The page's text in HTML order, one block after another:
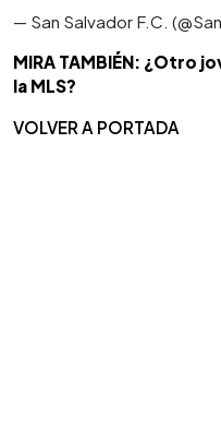
— San Salvador F.C.
MIRA TAMBIÉN: ¿Otro
la MLS?
VOLVER A PORTADA